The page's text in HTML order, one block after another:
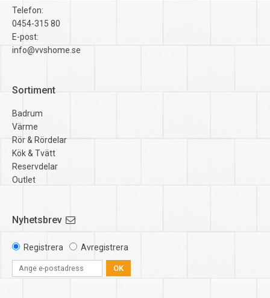
Telefon:
0454-315 80
E-post:
info@vvshome.se
Sortiment
Badrum
Värme
Rör & Rördelar
Kök & Tvätt
Reservdelar
Outlet
Nyhetsbrev
Registrera Avregistrera
OK